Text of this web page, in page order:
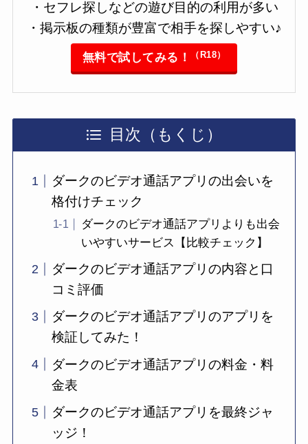
・セフレ探しなどの遊び目的の利用が多い
・掲示板の種類が豊富で相手を探しやすい♪
無料で試してみる！ （R18）
目次（もくじ）
ダークのビデオ通話アプリの出会いを
格付けチェック
ダークのビデオ通話アプリよりも出会
いやすいサービス【比較チェック】
ダークのビデオ通話アプリの内容と口
コミ評価
ダークのビデオ通話アプリのアプリを
検証してみた！
ダークのビデオ通話アプリの料金・料
金表
ダークのビデオ通話アプリを最終ジャ
ッジ！